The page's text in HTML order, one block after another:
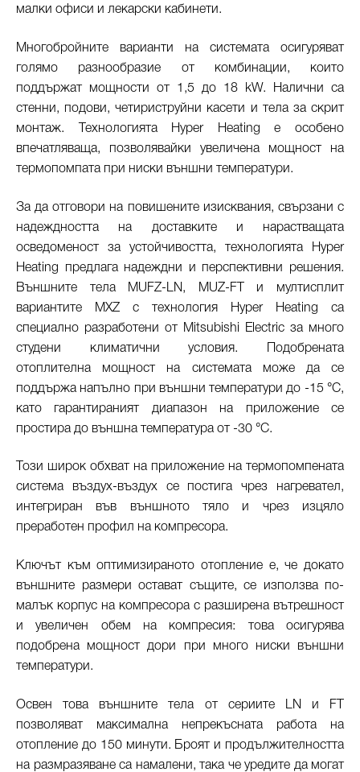
малки офиси и лекарски кабинети.
Многобройните варианти на системата осигуряват
голямо разнообразие от комбинации, които
поддържат мощности от 1,5 до 18 kW. Налични са
стенни, подови, четириструйни касети и тела за скрит
монтаж. Технологията Hyper Heating е особено
впечатляваща, позволявайки увеличена мощност на
термопомпата при ниски външни температури.
За да отговори на повишените изисквания, свързани с
надеждността на доставките и нарастващата
осведоменост за устойчивостта, технологията Hyper
Heating предлага надеждни и перспективни решения.
Външните тела MUFZ-LN, MUZ-FT и мултисплит
вариантите MXZ с технология Hyper Heating са
специално разработени от Mitsubishi Electric за много
студени климатични условия. Подобрената
отоплителна мощност на системата може да се
поддържа напълно при външни температури до -15 °C,
като гарантираният диапазон на приложение се
простира до външна температура от -30 °C.
Този широк обхват на приложение на термопомпената
система въздух-въздух се постига чрез нагревател,
интегриран във външното тяло и чрез изцяло
преработен профил на компресора.
Ключът към оптимизираното отопление е, че докато
външните размери остават същите, се използва по-
малък корпус на компресора с разширена вътрешност
и увеличен обем на компресия: това осигурява
подобрена мощност дори при много ниски външни
температури.
Освен това външните тела от сериите LN и FT
позволяват максимална непрекъсната работа на
отопление до 150 минути. Броят и продължителността
на размразяване са намалени, така че уредите да могат